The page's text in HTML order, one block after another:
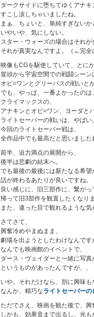
ダークサイドに堕ちてゆくアナキ
すこし涙しちゃいましたね。
まぁ、ちょいと、単純すぎないか
いやいや、気にしない。
スター・ウォーズの場合はそれが
それが真実なんですよ。（←完全
映像もCGを駆使していて、とにか
冒頭から宇宙空間での戦闘シーン
オビ=ワンとグリーバスの戦いと
でも、やっぱ、一番よかったのは、
クライマックスの、
アナキンとオビ=ワン、ヨーダと
ライトセーバーの戦いは、やばい
今回のライトセーバー戦は、
全作品中でも最高だと思いました
前半、迫力満点の展開から、
後半は悲劇の結末へ。
でも最後の最後には新たなる希望
話が終わるあたりが良いですね。
良い感じに、旧三部作に、繋がっ
帰って旧3部作を観直したくなりま
また、違った目で観れるような気
さてさて、
興奮冷めやまぬまま、
劇場を出ようとしたわけなんです
なんでも映画館のイベントで、
ダース・ヴェイダーと一緒に写真
というものがあったんですが、、
いや、それだけなら、別に興味も
なんか、精巧なライトセーバーの
ただでさえ、映画を観た後で、興
しかも、効果音まで出るし、光も